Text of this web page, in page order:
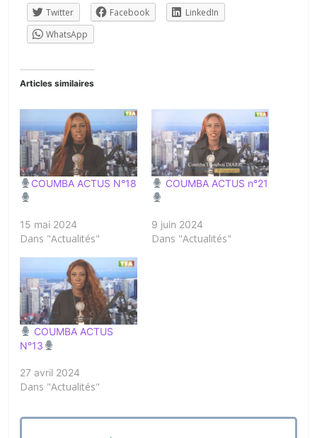
Twitter Facebook
LinkedIn
WhatsApp
Articles similaires
COUMBA ACTUS N°18
15 mai 2024
Dans "Actualités"
COUMBA ACTUS n°21
9 juin 2024
Dans "Actualités"
COUMBA ACTUS
N°13
27 avril 2024
Dans "Actualités"